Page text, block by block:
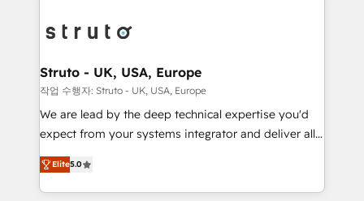
website development Award-winning creative
design We live and breathe HubSpot and are ready
bespoke HubSpot solutions tailored to drive
Choose Nexa Cognition? 🚀 HubSpot Expertise: Our
certified team specialises in CRM implementation,
marketing automation, and revenue operations. 🤝
Custom Solutions: From onboarding and
HubSpot with your business needs. 🌟 Proven
Results: We’ve helped businesses of all sizes
Struto - UK, USA, Europe
작업 수행자: Struto - UK, USA, Europe
We are lead by the deep technical expertise you'd
expect from your systems integrator and deliver all
the agency services you'd expect from your
HubSpot Solutions Partner. As one of the UK's
longest-standing partners, we are experts at
Elite5.0